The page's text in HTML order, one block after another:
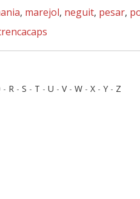
, marejol, neguit, pesar,
- R - S - T - U - V- W - X - Y - Z